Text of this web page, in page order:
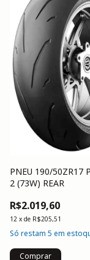
PNEU 190/50ZR17
2 (73W) REAR
R$2.019,60
12 x de R$205,51
Só restam 5 em